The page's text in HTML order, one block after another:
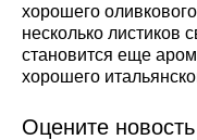
хорошего
несколько листиков
становится еще
хорошего
Оцените новость